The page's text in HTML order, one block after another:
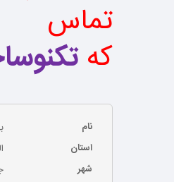
تماس
که
نام
استان
شهر